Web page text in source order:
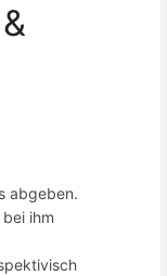
abgeben.
ihm